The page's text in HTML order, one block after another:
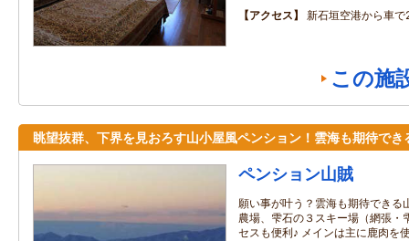
アクセス
新石垣空港から車で
この施
眺望抜群、下界を見おろす山小屋風ペンション！雲海も期待でき
ペンション山賊
願い事が叶う？雲海も期待できる
農場、雫石の３スキー場（網張・
セスも便利♪ メインは主に鹿肉を